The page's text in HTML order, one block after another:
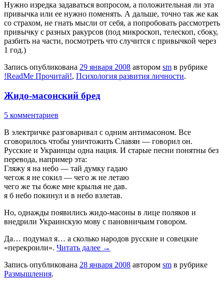
Нужно изредка задаваться вопросом, а положительная ли эта
привычка или ее нужно поменять. А дальше, точно так же как
со страхом, не гнать мысли от себя, а попробовать рассмотреть
привычку с разных ракурсов (под микроскоп, телескоп, сбоку,
разбить на части, посмотреть что случится с привычкой через
1 год.)
Запись опубликована 29 января 2008 автором sm в рубрике
!ReadMe Прочитай!, Психология развития личности.
Жидо-масонский бред
5 комментариев
В электричке разговаривал с одним антимасоном. Все
сговорилось чтобы уничтожить Славян — говорил он.
Русские и Украинцы одна нация. И старые песни понятны без
перевода, например эта:
Гляжу я на небо — тай думку гадаю
чегож я не сокил — чего ж не летаю
чего же ты боже мне крылья не дав.
я б небо покинул и в небо взлетав.
Но, однажды появились жидо-масоны в лице поляков и
внедрили Украинскую мову с пановничьим говором.
Да… подумал я… а сколько народов русские и совецкие
«перекроили». Читать далее →
Запись опубликована 28 января 2008 автором sm в рубрике
Размышления.